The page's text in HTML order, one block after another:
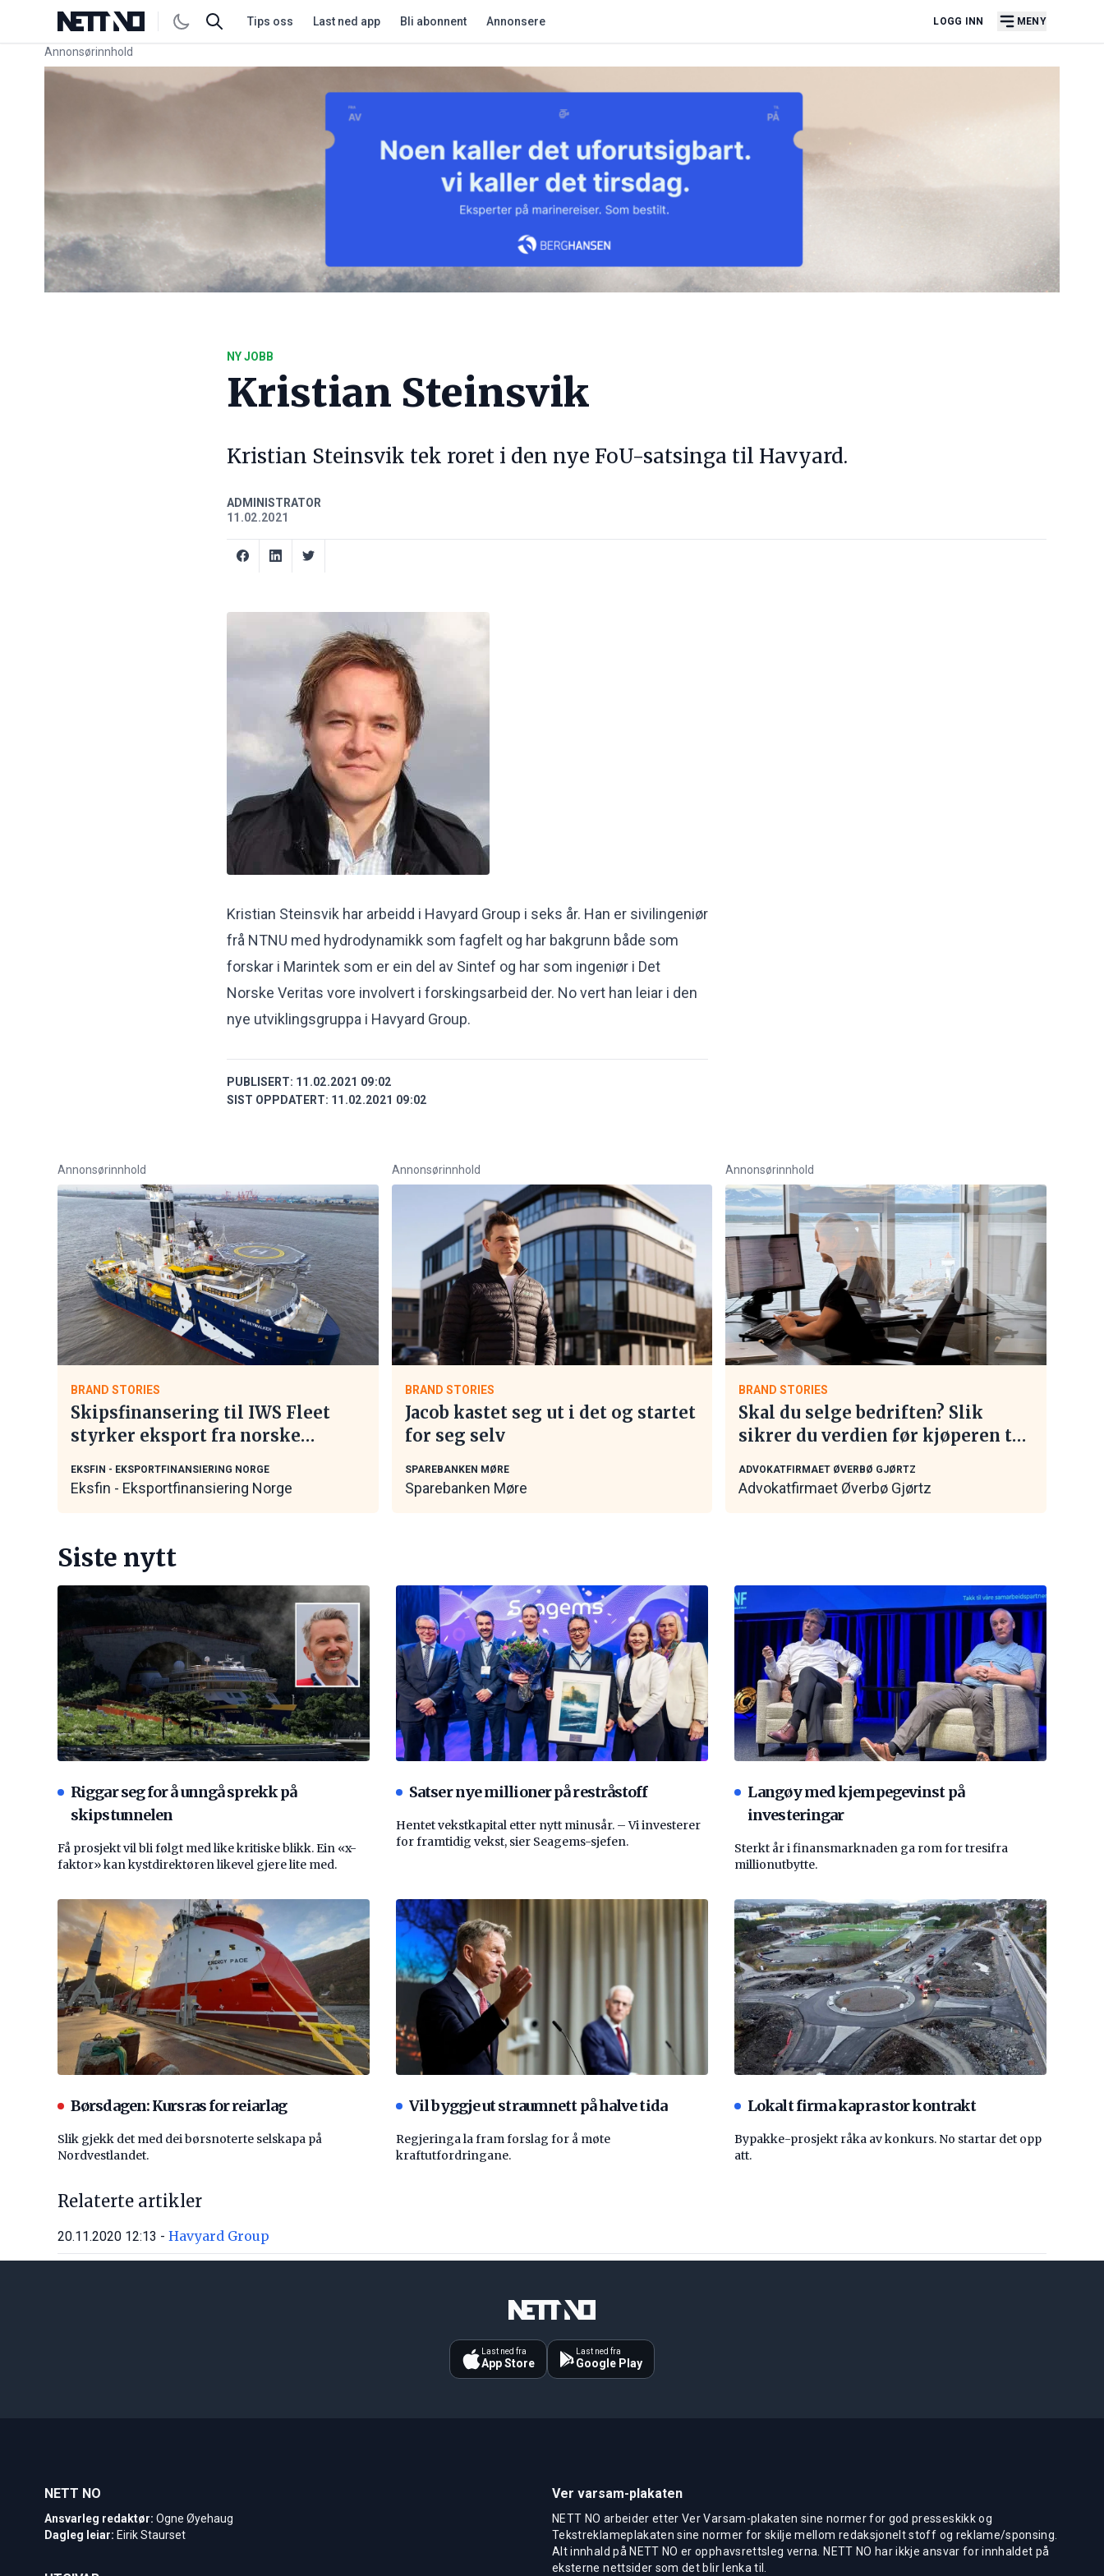
Tips oss Last ned app Bli abonnent Annonsere LOGG INN MENY
Annonsørinnhold
Link for annonse
NY JOBB
Kristian Steinsvik
Kristian Steinsvik tek roret i den nye FoU-satsinga til Havyard.
ADMINISTRATOR
11.02.2021
Kristian Steinsvik har arbeidd i Havyard Group i seks år. Han er sivilingeniør
frå NTNU med hydrodynamikk som fagfelt og har bakgrunn både som
forskar i Marintek som er ein del av Sintef og har som ingeniør i Det
Norske Veritas vore involvert i forskingsarbeid der. No vert han leiar i den
nye utviklingsgruppa i Havyard Group.
PUBLISERT: 11.02.2021 09:02
SIST OPPDATERT: 11.02.2021 09:02
Annonsørinnhold
BRAND STORIES
Skipsfinansering til IWS Fleet
styrker eksport fra norske
EKSFIN - EKSPORTFINANSIERING NORGE
Eksfin - Eksportfinansiering Norge
Annonsørinnhold
BRAND STORIES
Jacob kastet seg ut i det og startet
for seg selv
SPAREBANKEN MØRE
Sparebanken Møre
Annonsørinnhold
BRAND STORIES
Skal du selge bedriften? Slik
sikrer du verdien før kjøperen tar
ADVOKATFIRMAET ØVERBØ GJØRTZ
Advokatfirmaet Øverbø Gjørtz
Siste nytt
Riggar seg for å unngå sprekk på
skipstunnelen
Få prosjekt vil bli følgt med like kritiske blikk. Ein «x-
faktor» kan kystdirektøren likevel gjere lite med.
Satser nye millioner på restråstoff
Hentet vekstkapital etter nytt minusår. – Vi investerer
for framtidig vekst, sier Seagems-sjefen.
Langøy med kjempegevinst på
investeringar
Sterkt år i finansmarknaden ga rom for tresifra
millionutbytte.
Børsdagen: Kursras for reiarlag
Slik gjekk det med dei børsnoterte selskapa på
Nordvestlandet.
Vil byggje ut straumnett på halve tida
Regjeringa la fram forslag for å møte
kraftutfordringane.
Lokalt firma kapra stor kontrakt
Bypakke-prosjekt råka av konkurs. No startar det opp
att.
Relaterte artikler
20.11.2020 12:13 - Havyard Group
Last ned fra
App Store
Last ned fra
Google Play
NETT NO
Ansvarleg redaktør: Ogne Øyehaug
Dagleg leiar: Eirik Staurset
Ver varsam-plakaten
NETT NO arbeider etter Ver Varsam-plakaten sine normer for god presseskikk og
Tekstreklameplakaten sine normer for skilje mellom redaksjonelt stoff og reklame/sponsing.
Alt innhald på NETT NO er opphavsrettsleg verna. NETT NO har ikkje ansvar for innhaldet på
eksterne nettsider som det blir lenka til.